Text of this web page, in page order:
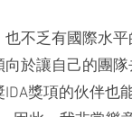
不乏有國際水
於讓自己的團
獎項的伙伴也